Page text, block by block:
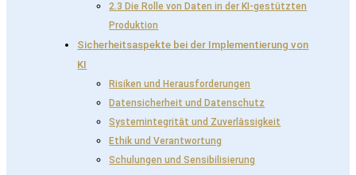
2.3 Die Rolle von Daten in der KI-gestützten
Produktion
Sicherheitsaspekte bei der Implementierung von
KI
Risiken und Herausforderungen
Datensicherheit und Datenschutz
Systemintegrität und Zuverlässigkeit
Ethik und Verantwortung
Schulungen und Sensibilisierung